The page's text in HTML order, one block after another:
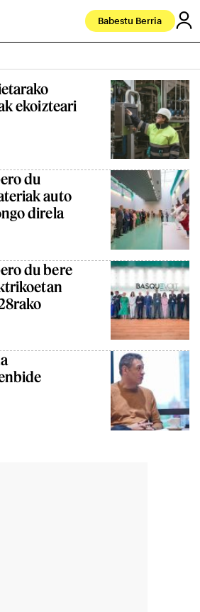
Babestu Berria
ekoizteari
du
auto
direla
du bere